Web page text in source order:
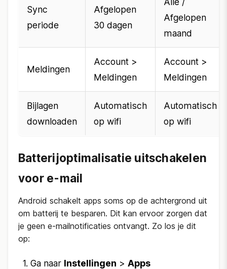
Sync
periode
Afgelopen
30 dagen
Afgelopen
maand
Meldingen
Account >
Meldingen
Account >
Meldingen
Bijlagen
downloaden
Automatisch
op wifi
Automatisch
op wifi
Batterijoptimalisatie uitschakelen
voor e-mail
Android schakelt apps soms op de achtergrond uit
om batterij te besparen. Dit kan ervoor zorgen dat
je geen e-mailnotificaties ontvangt. Zo los je dit
op:
Ga naar Instellingen > Apps